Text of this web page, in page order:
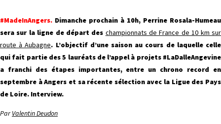
#MadeInAngers. Dimanche prochain à 10h, Perrine Rosala-Humeau
sera sur la ligne de départ des championnats de France de 10 km sur
route à Aubagne. L’objectif d’une saison au cours de laquelle celle
qui fait partie des 5 lauréats de l’appel à projets #LaDalleAngevine
a franchi des étapes importantes, entre un chrono record en
septembre à Angers et sa récente sélection avec la Ligue des Pays
de Loire. Interview.
ParValentin Deudon